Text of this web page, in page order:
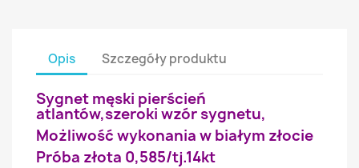
Opis Szczegóły produktu
Sygnet męski pierścień
atlantów,szeroki wzór sygnetu,
Możliwość wykonania w białym złocie
Próba złota 0,585/tj.14kt